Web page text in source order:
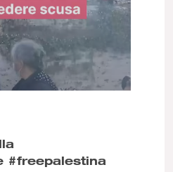
#freepalestina